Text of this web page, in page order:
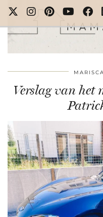
MARISCA
Verslag van het